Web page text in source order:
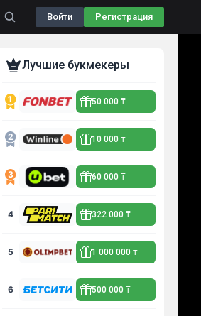
Войти Регистрация
Лучшие букмекеры
50 000 ₸
10 000 ₸
60 000 ₸
4 322 000 ₸
5 1 000 000 ₸
6 500 000 ₸